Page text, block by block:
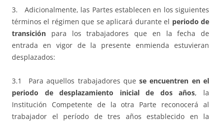
3. Adicionalmente, las Partes establecen en los siguientes
términos el régimen que se aplicará durante el periodo de
transición para los trabajadores que en la fecha de
entrada en vigor de la presente enmienda estuvieran
desplazados:
3.1 Para aquellos trabajadores quese encuentren en el
periodo de desplazamiento inicial de dos años, la
Institución Competente de la otra Parte reconocerá al
trabajador el período de tres años establecido en la